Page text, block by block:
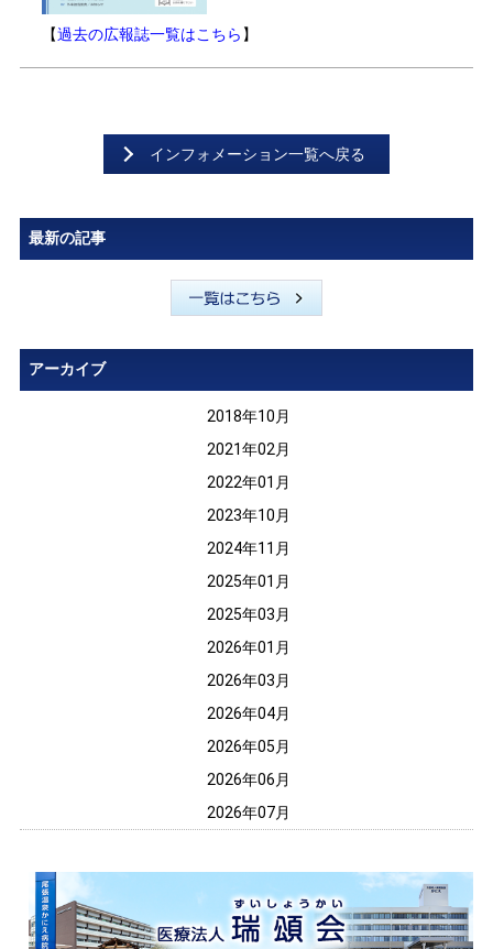
【過去の広報誌一覧はこちら 】
インフォメーション一覧へ戻る
最新の記事
アーカイブ
2018年10月
2021年02月
2022年01月
2023年10月
2024年11月
2025年01月
2025年03月
2026年01月
2026年03月
2026年04月
2026年05月
2026年06月
2026年07月